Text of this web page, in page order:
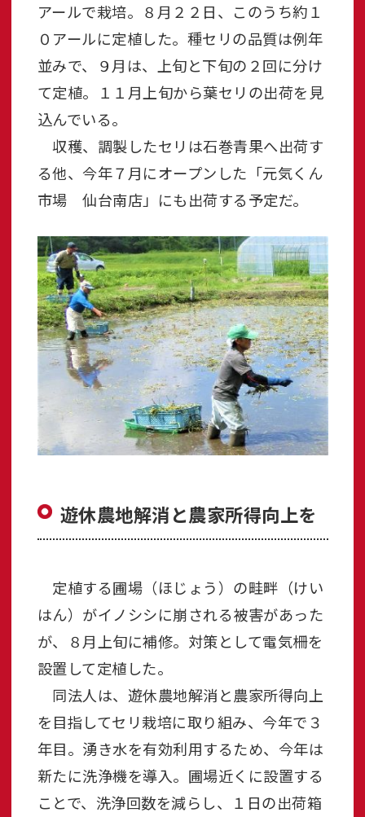
アールで栽培。８月２２日、このうち約１
０アールに定植した。種セリの品質は例年
並みで、９月は、上旬と下旬の２回に分け
て定植。１１月上旬から葉セリの出荷を見
込んでいる。
収穫、調製したセリは石巻青果へ出荷す
る他、今年７月にオープンした「元気くん
市場 仙台南店」にも出荷する予定だ。
遊休農地解消と農家所得向上を
定植する圃場（ほじょう）の畦畔（けい
はん）がイノシシに崩される被害があった
が、８月上旬に補修。対策として電気柵を
設置して定植した。
同法人は、遊休農地解消と農家所得向上
を目指してセリ栽培に取り組み、今年で３
年目。湧き水を有効利用するため、今年は
新たに洗浄機を導入。圃場近くに設置する
ことで、洗浄回数を減らし、１日の出荷箱